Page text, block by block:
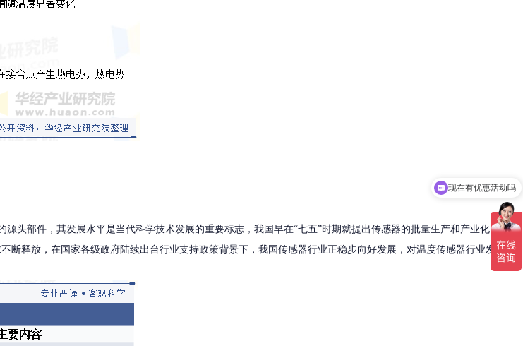
头部件，其发展水平是当代科学技术发展的重要标志，我国早在“七五”时期就提出传感器的批量生产和产业化问
断释放，在国家各级政府陆续出台行业支持政策背景下，我国传感器行业正稳步向好发展，对温度传感器行业发展提
现在有优惠活动吗